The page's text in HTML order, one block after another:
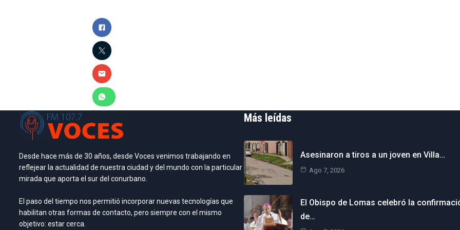
Desde hace más de 30 años, desde Voces venimos trabajando en
reflejear la actualidad de nuestra ciudad y del mundo con la particular
mirada que aporta el sur del conurbano.
El paso del tiempo nos permitió incorporar nuevas tecnologías que
habilitan otras formas de contacto, pero siempre con el mismo
objetivo: estar cerca.
Más leídas
Asesinaron a tiros a un joven en Villa…
Ago 7, 2026
El Obispo de Lomas celebró la
de…